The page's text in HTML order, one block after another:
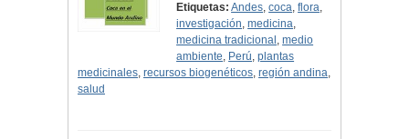
Etiquetas: Andes,coca,flora,
investigación,medicina,
medicina tradicional ,medio
ambiente, Perú,plantas
medicinales, recursos biogenéticos, región andina,
salud